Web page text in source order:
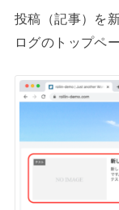
投稿（記事）を
ログのトップペ